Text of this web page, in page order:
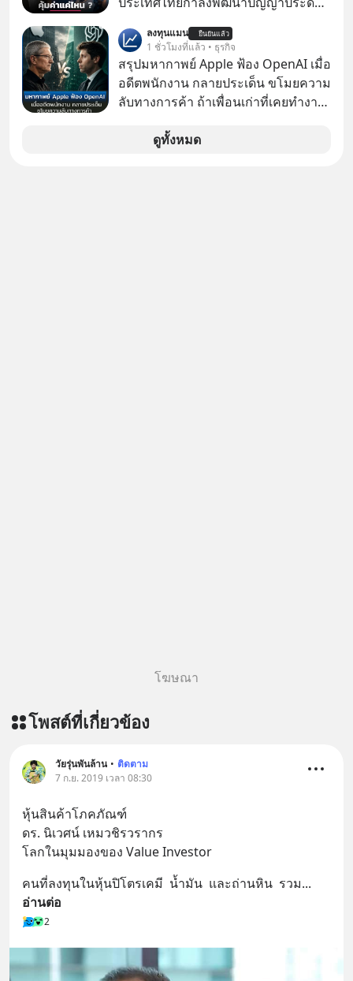
“ThaiLLM” เพื่อให้คนไทยมีโครงสร้าง
พื้นฐานด้าน AI ที่เข้าใจภาษาไทย และ
บริบททางสังคมไทยได้เป็นอย่างดี
คำถามคือ การลงมือพัฒนา AI ของ
นำ ThaiLLM มาใช้จริง จะเกิดอะไรขึ้น
กับสังคมไทย ธุรกิจไทย และเศรษฐกิจ
ลงทุนแมน ยืนยันแล้ว
1 ชั่วโมงที่แล้ว • ธุรกิจ
สรุปมหากาพย์ Apple ฟ้อง OpenAI เมื่อ
อดีตพนักงาน กลายประเด็น ขโมยความ
ลับทางการค้า ถ้าเพื่อนเก่าที่เคยทำงาน
เก่าที่เขาเคยทำไว้ ตอนยังอยู่บริษัท
ดูทั้งหมด
โฆษณา
โพสต์ที่เกี่ยวข้อง
วัยรุ่นพันล้าน • ติดตาม
7 ก.ย. 2019 เวลา 08:30
หุ้นสินค้าโภคภัณฑ์
ดร. นิเวศน์ เหมวชิรวรากร
โลกในมุมมองของ Value Investor
คนที่ลงทุนในหุ้นปิโตรเคมี  น้ำมัน  และถ่านหิน  รวม
อ่านต่อ
2